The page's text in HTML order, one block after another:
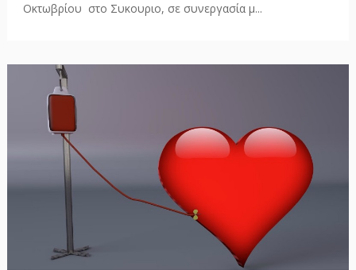
Οκτωβρίου στο Συκουριο, σε συνεργασία μ...